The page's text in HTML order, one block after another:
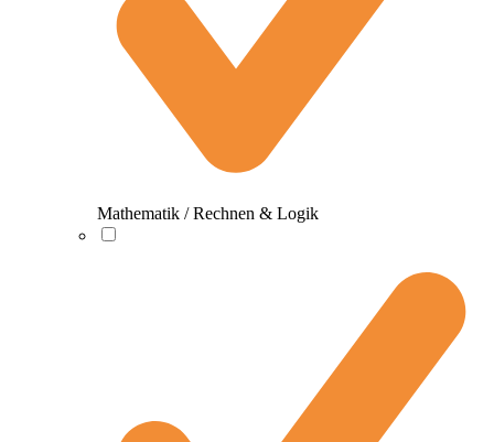
Mathematik / Rechnen & Logik